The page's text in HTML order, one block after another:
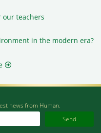
teachers
in the modern era?
news from Human.